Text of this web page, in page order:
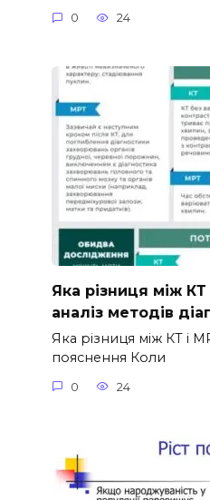
0 24
Яка різниця між
аналіз методів
Яка різниця між КТ і
пояснення Коли
0 24